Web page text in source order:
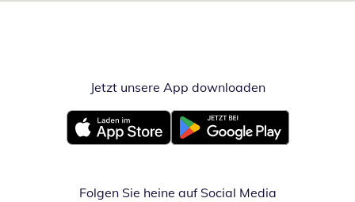
Jetzt unsere App downloadenÖffnet in
Öffnet in neuem FensterÖffnet in neuem Fenster
Folgen Sie heine auf Social Media